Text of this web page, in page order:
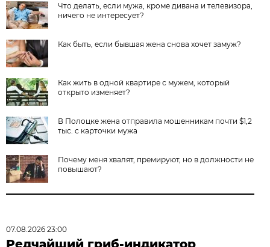
Что делать, если мужа, кроме дивана и телевизора,
ничего не интересует?
Как быть, если бывшая жена снова хочет замуж?
Как жить в одной квартире с мужем, который
открыто изменяет?
В Полоцке жена отправила мошенникам почти $1,2
тыс. с карточки мужа
Почему меня хвалят, премируют, но в должности не
повышают?
07.08.2026 23:00
Редчайший гриб-индикатор